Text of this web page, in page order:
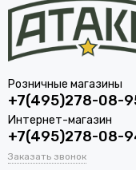
Розничные магазины
+7(495)278-08-
Интернет-магазин
+7(495)278-08-
Заказать звонок